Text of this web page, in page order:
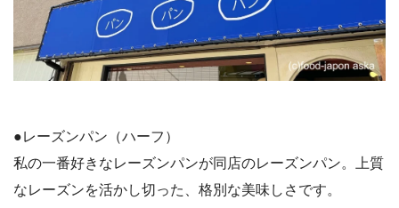
●レーズンパン（ハーフ）
私の一番好きなレーズンパンが同店のレーズンパン。上質
なレーズンを活かし切った、格別な美味しさです。